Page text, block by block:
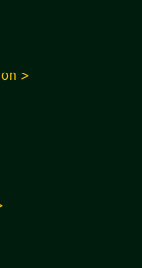
>